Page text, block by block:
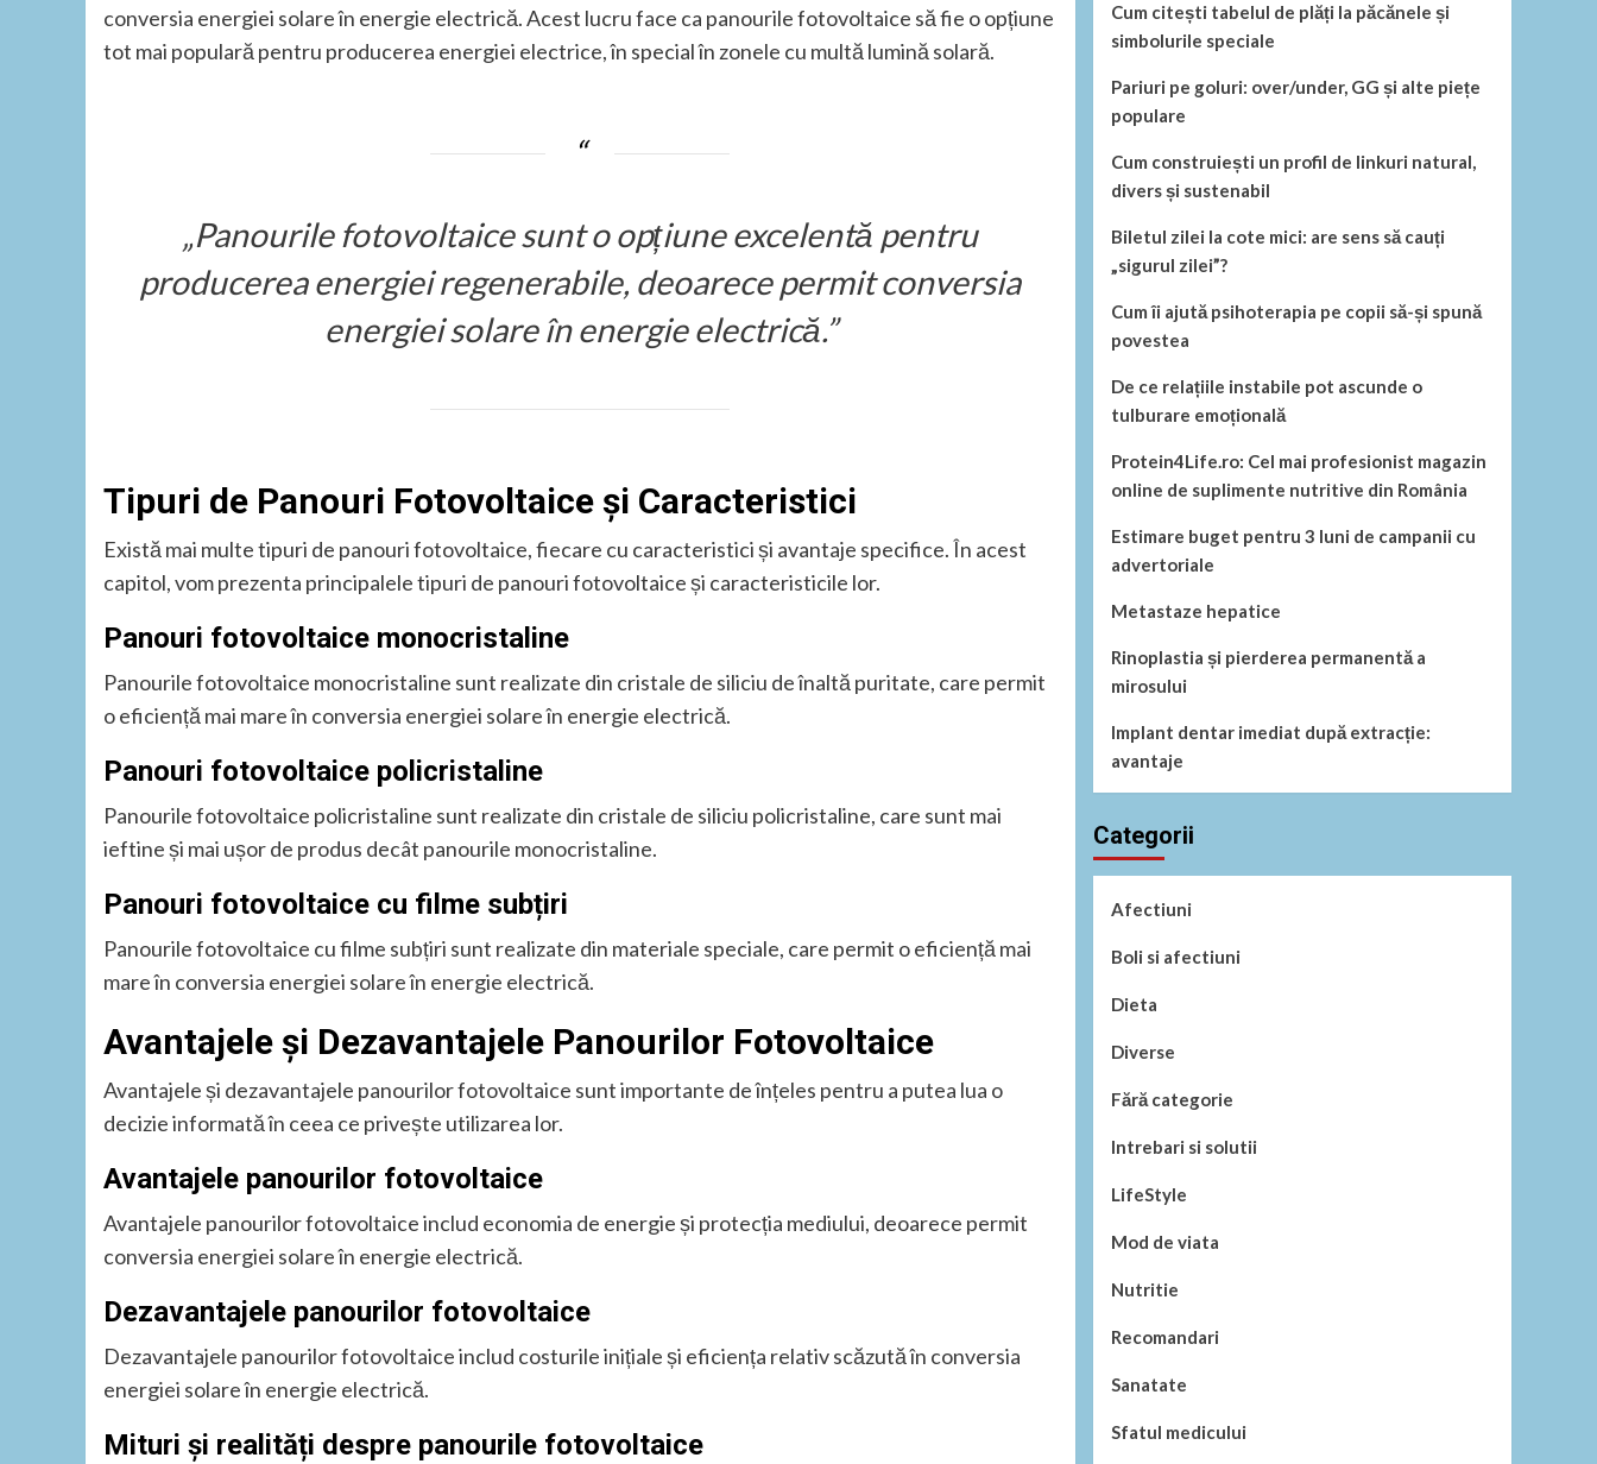
conversia energiei solare în energie electrică. Acest lucru face ca panourile fotovoltaice să fie o opțiune
tot mai populară pentru producerea energiei electrice, în special în zonele cu multă lumină solară.
„Panourile fotovoltaice sunt o opțiune excelentă pentru
producerea energiei regenerabile, deoarece permit conversia
energiei solare în energie electrică.”
Tipuri de Panouri Fotovoltaice și Caracteristici
Există mai multe tipuri de panouri fotovoltaice, fiecare cu caracteristici și avantaje specifice. În acest
capitol, vom prezenta principalele tipuri de panouri fotovoltaice și caracteristicile lor.
Panouri fotovoltaice monocristaline
Panourile fotovoltaice monocristaline sunt realizate din cristale de siliciu de înaltă puritate, care permit
o eficiență mai mare în conversia energiei solare în energie electrică.
Panouri fotovoltaice policristaline
Panourile fotovoltaice policristaline sunt realizate din cristale de siliciu policristaline, care sunt mai
ieftine și mai ușor de produs decât panourile monocristaline.
Panouri fotovoltaice cu filme subțiri
Panourile fotovoltaice cu filme subțiri sunt realizate din materiale speciale, care permit o eficiență mai
mare în conversia energiei solare în energie electrică.
Avantajele și Dezavantajele Panourilor Fotovoltaice
Avantajele și dezavantajele panourilor fotovoltaice sunt importante de înțeles pentru a putea lua o
decizie informată în ceea ce privește utilizarea lor.
Avantajele panourilor fotovoltaice
Avantajele panourilor fotovoltaice includ economia de energie și protecția mediului, deoarece permit
conversia energiei solare în energie electrică.
Dezavantajele panourilor fotovoltaice
Dezavantajele panourilor fotovoltaice includ costurile inițiale și eficiența relativ scăzută în conversia
energiei solare în energie electrică.
Mituri și realități despre panourile fotovoltaice
Cum citești tabelul de plăți la păcănele și
simbolurile speciale
Pariuri pe goluri: over/under, GG și alte piețe
populare
Cum construiești un profil de linkuri natural,
divers și sustenabil
Biletul zilei la cote mici: are sens să cauți
„sigurul zilei”?
Cum îi ajută psihoterapia pe copii să-și spună
povestea
De ce relațiile instabile pot ascunde o
tulburare emoțională
Protein4Life.ro: Cel mai profesionist magazin
online de suplimente nutritive din România
Estimare buget pentru 3 luni de campanii cu
advertoriale
Metastaze hepatice
Rinoplastia și pierderea permanentă a
mirosului
Implant dentar imediat după extracție:
avantaje
Categorii
Afectiuni
Boli si afectiuni
Dieta
Diverse
Fără categorie
Intrebari si solutii
LifeStyle
Mod de viata
Nutritie
Recomandari
Sanatate
Sfatul medicului